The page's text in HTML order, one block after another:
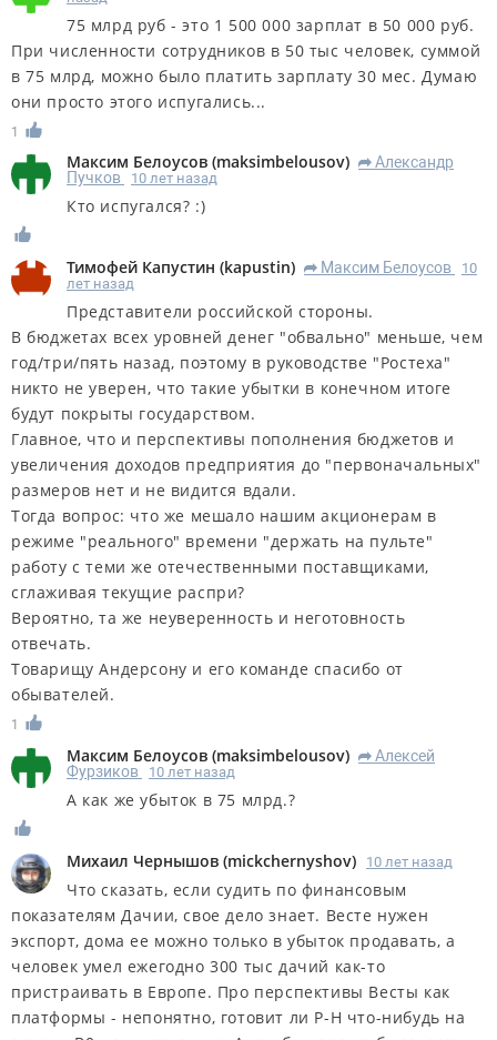
75 млрд руб - это 1 500 000 зарплат в 50 000 руб.
При численности сотрудников в 50 тыс человек, суммой
в 75 млрд, можно было платить зарплату 30 мес. Думаю
они просто этого испугались...
1
Максим Белоусов (maksimbelousov) R Александр
Пучков
10 лет назад
Кто испугался? :)
Тимофей Капустин (kapustin) R Максим Белоусов
10
лет назад
Представители российской стороны.
В бюджетах всех уровней денег "обвально" меньше, чем
год/три/пять назад, поэтому в руководстве "Ростеха"
никто не уверен, что такие убытки в конечном итоге
будут покрыты государством.
Главное, что и перспективы пополнения бюджетов и
увеличения доходов предприятия до "первоначальных"
размеров нет и не видится вдали.
Тогда вопрос: что же мешало нашим акционерам в
режиме "реального" времени "держать на пульте"
работу с теми же отечественными поставщиками,
сглаживая текущие распри?
Вероятно, та же неуверенность и неготовность
отвечать.
Товарищу Андерсону и его команде спасибо от
обывателей.
1
Максим Белоусов (maksimbelousov) R Алексей
Фурзиков
10 лет назад
А как же убыток в 75 млрд.?
Михаил Чернышов (mickchernyshov) 10 лет назад
Что сказать, если судить по финансовым
показателям Дачии, свое дело знает. Весте нужен
экспорт, дома ее можно только в убыток продавать, а
человек умел ежегодно 300 тыс дачий как-то
пристраивать в Европе. Про перспективы Весты как
платформы - непонятно, готовит ли Р-Н что-нибудь на